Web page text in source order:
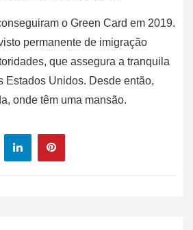
o Green Card em 2019.
permanente de imigração
que assegura a tranquila
Estados Unidos. Desde então,
onde têm uma mansão.